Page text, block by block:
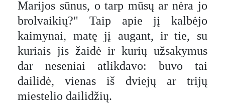
Marijos sūnus, o tarp mūsų ar nėra jo
brolvaikių?" Taip apie jį kalbėjo
kaimynai, matę jį augant, ir tie, su
kuriais jis žaidė ir kurių užsakymus
dar neseniai atlikdavo: buvo tai
dailidė, vienas iš dviejų ar trijų
miestelio dailidžių.